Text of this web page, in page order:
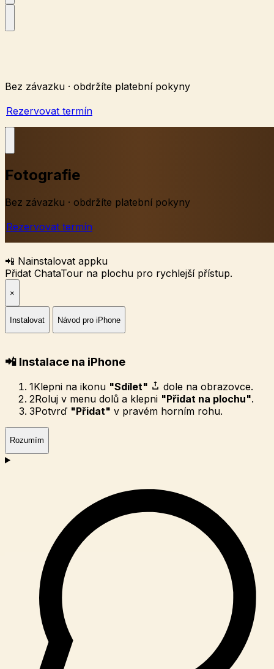
Bez závazku · obdržíte platební pokyny
Rezervovat termín
Fotografie
Bez závazku · obdržíte platební pokyny
Rezervovat termín
📲 Nainstalovat appku
Přidat ChataTour na plochu pro rychlejší přístup.
×
Instalovat Návod pro iPhone
📲 Instalace na iPhone
1Klepni na ikonu "Sdílet"
dole na obrazovce.
2Roluj v menu dolů a klepni "Přidat na plochu".
3Potvrď "Přidat" v pravém horním rohu.
Rozumím